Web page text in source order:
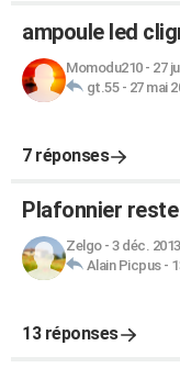
ampoule led
Momodu210- 27
gt.55- 27 mai
7 réponses
Plafonnier
Zelgo- 3 déc.
Alain Picpus-
13 réponses